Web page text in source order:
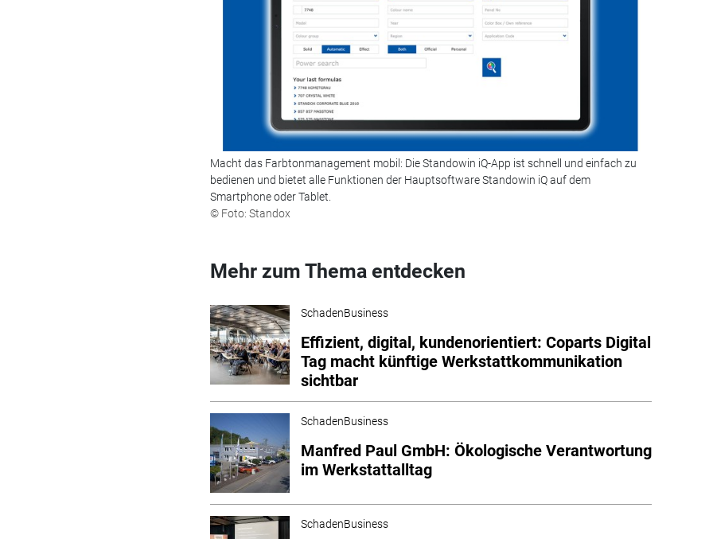
Macht das Farbtonmanagement mobil: Die Standowin iQ-App ist schnell und einfach zu
bedienen und bietet alle Funktionen der Hauptsoftware Standowin iQ auf dem
Smartphone oder Tablet.
© Foto: Standox
Mehr zum Thema entdecken
SchadenBusiness
Effizient, digital, kundenorientiert: Coparts Digital
Tag macht künftige Werkstattkommunikation
sichtbar
SchadenBusiness
Manfred Paul GmbH: Ökologische Verantwortung
im Werkstattalltag
SchadenBusiness